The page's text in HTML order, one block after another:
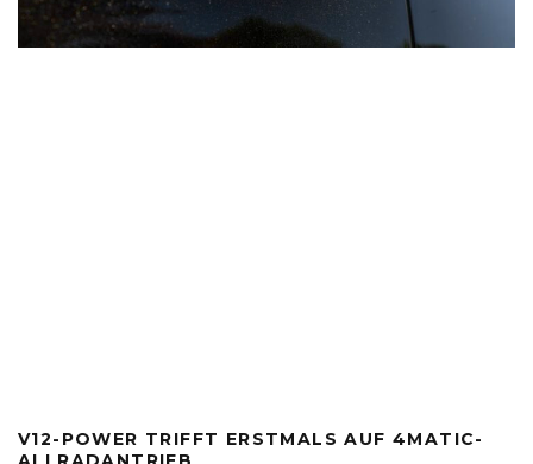
V12-POWER TRIFFT ERSTMALS AUF 4MATIC-